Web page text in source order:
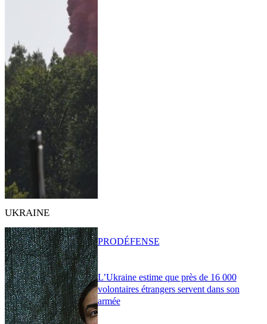
UKRAINE
L’Ukraine estime que près de 16 000
volontaires étrangers servent dans son
armée
PRODÉFENSE